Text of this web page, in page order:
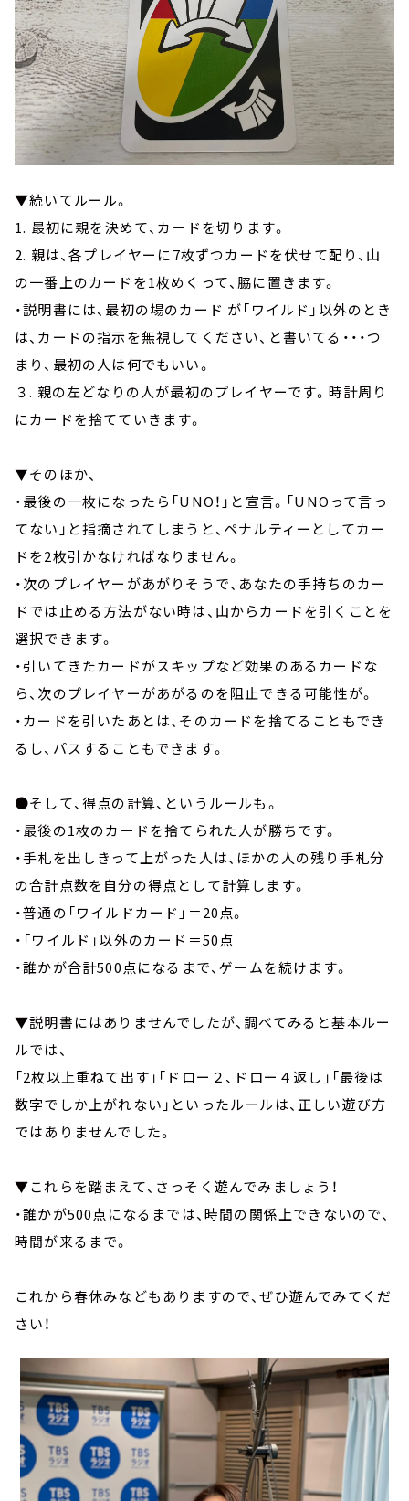
▼続いてルール。
1. 最初に親を決めて、カードを切ります。
2. 親は、各プレイヤーに7枚ずつカードを伏せて配り、山
の一番上のカードを1枚めくって、脇に置きます。
・説明書には、最初の場のカード が「ワイルド」以外のとき
は、カードの指示を無視してください、と書いてる・・・つ
まり、最初の人は何でもいい。
３. 親の左どなりの人が最初のプレイヤーです。時計周り
にカードを捨てていきます。
▼そのほか、
・最後の一枚になったら「UNO！」と宣言。「UNOって言っ
てない」と指摘されてしまうと、ペナルティーとしてカー
ドを2枚引かなければなりません。
・次のプレイヤーがあがりそうで、あなたの手持ちのカー
ドでは止める方法がない時は、山からカードを引くことを
選択できます。
・引いてきたカードがスキップなど効果のあるカードな
ら、次のプレイヤーがあがるのを阻止できる可能性が。
・カードを引いたあとは、そのカードを捨てることもでき
るし、パスすることもできます。
●そして、得点の計算、というルールも。
・最後の1枚のカードを捨てられた人が勝ちです。
・手札を出しきって上がった人は、ほかの人の残り手札分
の合計点数を自分の得点として計算します。
・普通の「ワイルドカード」＝20点。
・「ワイルド」以外のカード＝50点
・誰かが合計500点になるまで、ゲームを続けます。
▼説明書にはありませんでしたが、調べてみると基本ルー
ルでは、
「2枚以上重ねて出す」「ドロー２、ドロー４返し」「最後は
数字でしか上がれない」といったルールは、正しい遊び方
ではありませんでした。
▼これらを踏まえて、さっそく遊んでみましょう！
・誰かが500点になるまでは、時間の関係上できないので、
時間が来るまで。
これから春休みなどもありますので、ぜひ遊んでみてくだ
さい！